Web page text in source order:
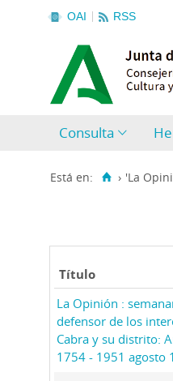
OAI RSS
Consulta
Está en: › 'La
Título
La Opinión :
defensor de los
Cabra y su distrito:
1754 - 1951 agosto